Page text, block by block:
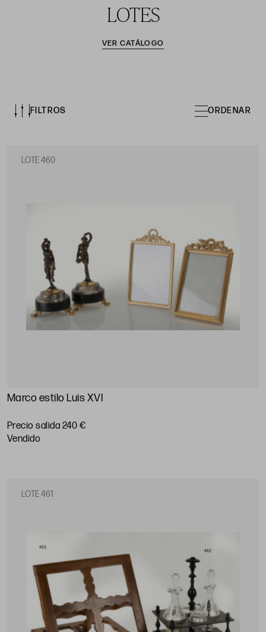
LOTES
VER CATÁLOGO
FILTROS ORDENAR
LOTE 460
Marco estilo Luis XVI
Precio salida 240 €
vendido
LOTE 461